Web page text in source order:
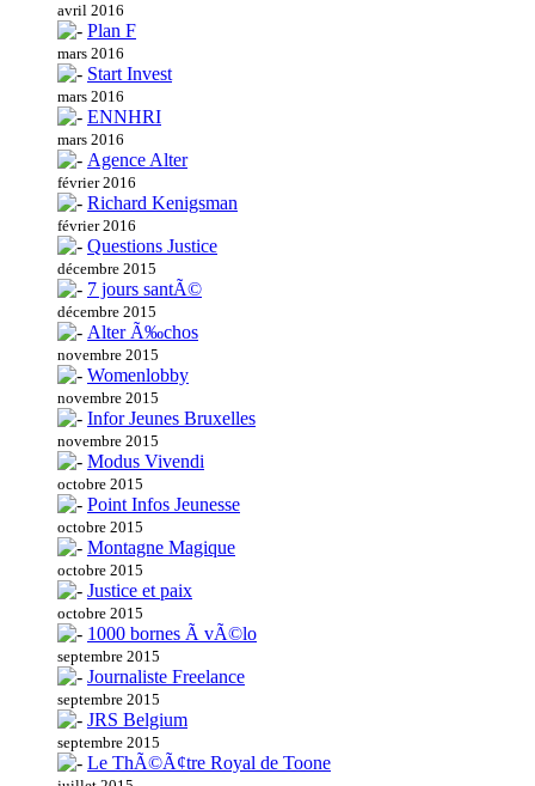
avril 2016
Plan F
mars 2016
Start Invest
mars 2016
ENNHRI
mars 2016
Agence Alter
février 2016
Richard Kenigsman
février 2016
Questions Justice
décembre 2015
7 jours santÃ©
décembre 2015
Alter Ã‰chos
novembre 2015
Womenlobby
novembre 2015
Infor Jeunes Bruxelles
novembre 2015
Modus Vivendi
octobre 2015
Point Infos Jeunesse
octobre 2015
Montagne Magique
octobre 2015
Justice et paix
octobre 2015
1000 bornes Ã vÃ©lo
septembre 2015
Journaliste Freelance
septembre 2015
JRS Belgium
septembre 2015
Le ThÃ©Ã¢tre Royal de Toone